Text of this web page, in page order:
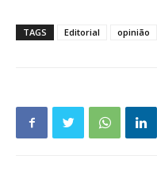
TAGS Editorial opinião